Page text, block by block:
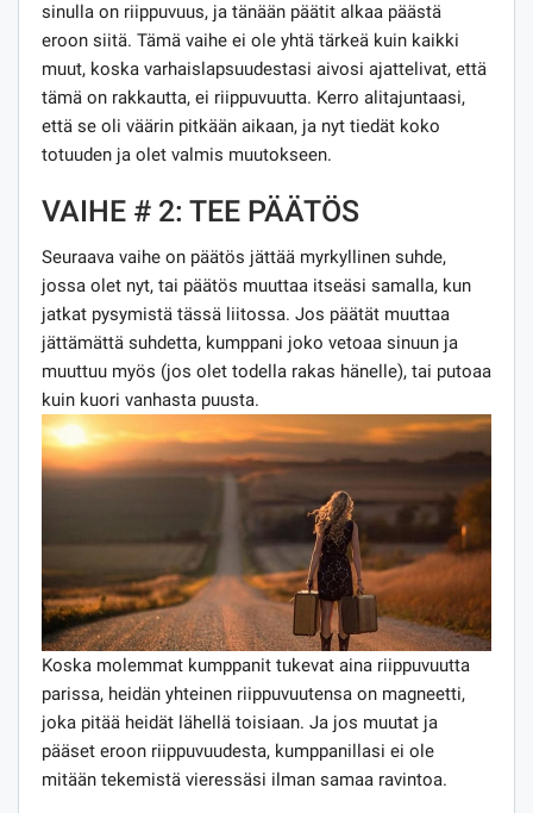
sinulla on riippuvuus, ja tänään päätit alkaa päästä
eroon siitä. Tämä vaihe ei ole yhtä tärkeä kuin kaikki
muut, koska varhaislapsuudestasi aivosi ajattelivat, että
tämä on rakkautta, ei riippuvuutta. Kerro alitajuntaasi,
että se oli väärin pitkään aikaan, ja nyt tiedät koko
totuuden ja olet valmis muutokseen.
VAIHE # 2: TEE PÄÄTÖS
Seuraava vaihe on päätös jättää myrkyllinen suhde,
jossa olet nyt, tai päätös muuttaa itseäsi samalla, kun
jatkat pysymistä tässä liitossa. Jos päätät muuttaa
jättämättä suhdetta, kumppani joko vetoaa sinuun ja
muuttuu myös (jos olet todella rakas hänelle), tai putoaa
kuin kuori vanhasta puusta.
Koska molemmat kumppanit tukevat aina riippuvuutta
parissa, heidän yhteinen riippuvuutensa on magneetti,
joka pitää heidät lähellä toisiaan. Ja jos muutat ja
pääset eroon riippuvuudesta, kumppanillasi ei ole
mitään tekemistä vieressäsi ilman samaa ravintoa.